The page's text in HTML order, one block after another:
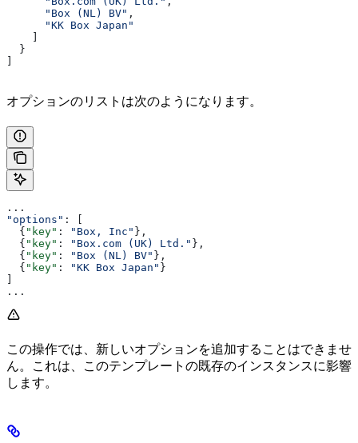
      "Box (NL) BV"
,
      "KK Box Japan"
    ]
  }
]
オプションのリストは次のようになります。
...
"options" : [
  {
"key" : "Box, Inc" },
  {
"key" : "Box.com (UK) Ltd." },
  {
"key" : "Box (NL) BV" },
  {
"key" : "KK Box Japan" }
]
...
この操作では、新しいオプションを追加することはできませ
ん。これは、このテンプレートの既存のインスタンスに影響
します。